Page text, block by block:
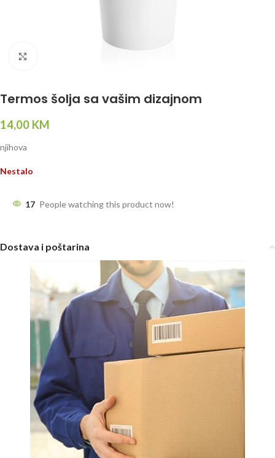
Termos šolja sa vašim dizajnom
14,00 KM
njihova
Nestalo
17 People watching this product now!
Dostava i poštarina